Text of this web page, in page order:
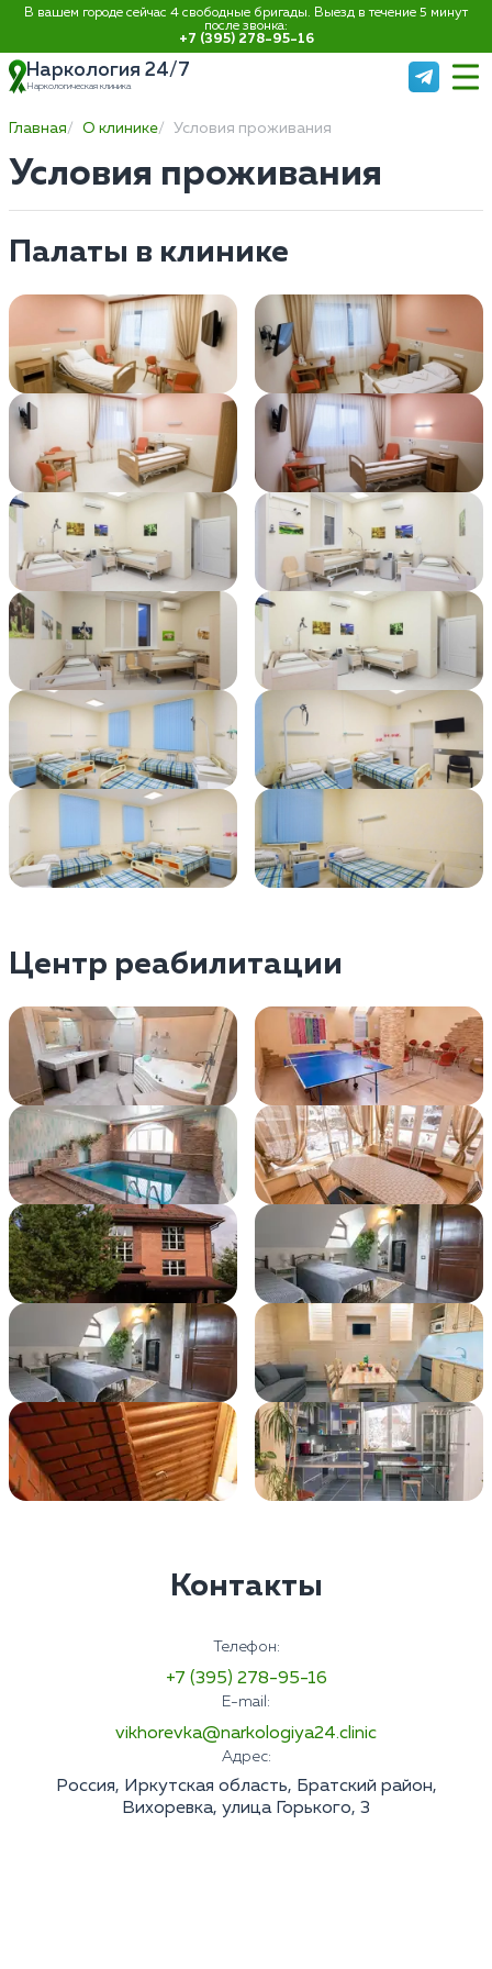
В вашем городе сейчас 4 свободные бригады. Выезд в течение 5 минут
после звонка:
+7 (395) 278-95-16
Наркология 24/7
Наркологическая клиника
Главная О клинике Условия проживания
Условия проживания
Палаты в клинике
Центр реабилитации
Контакты
Телефон:
+7 (395) 278-95-16
E-mail:
vikhorevka@narkologiya24.clinic
Адрес:
Россия, Иркутская область, Братский район,
Вихоревка, улица Горького, 3